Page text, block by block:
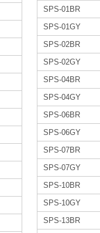
SPS-01BR
SPS-01GY
SPS-02BR
SPS-02GY
SPS-04BR
SPS-04GY
SPS-06BR
SPS-06GY
SPS-07BR
SPS-07GY
SPS-10BR
SPS-10GY
SPS-13BR